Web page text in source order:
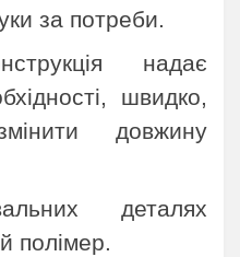
за потреби.
надає
швидко,
довжину
деталях
полімер.